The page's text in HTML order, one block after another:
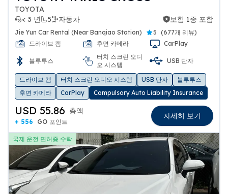
TOYOTA
< 3 년
5 자동차
보험 1종 포함 보험 1종 포함
Jie Yun Car Rental (Near Banqiao Station) 5 (677개 리뷰)
드라이브 캠
후면 카메라 CarPlay
블루투스
터치 스크린 오디
오 시스템
USB 단자
드라이브 캠 터치 스크린 오디오 시스템 USB 단자
블루투스
후면 카메라
CarPlay Compulsory Auto Liability Insurance
USD 55.86 총액
+ 556 GO 포인트
자세히 보기
국제 운전 면허증 수락